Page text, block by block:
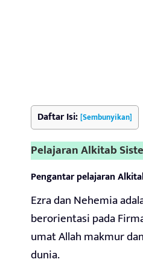
Daftar Isi:[Sembunyikan]
Pelajaran Alkitab
Pengantar pelajaran
Ezra dan Nehemia
berorientasi pada
umat Allah makmur
dunia.